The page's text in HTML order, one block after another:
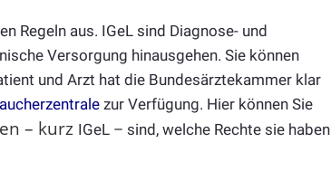
Regeln aus. IGeL sind Diagnose- und
Versorgung hinausgehen. Sie können
und Arzt hat die Bundesärztekammer klar
zur Verfügung. Hier können Sie
– kurz IGeL – sind, welche Rechte sie haben